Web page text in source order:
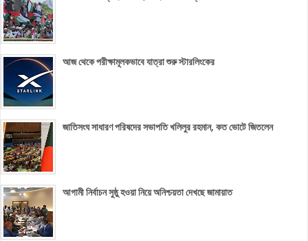
আজ থেকে পরীক্ষামূলকভাবে যাত্রা শুরু স্টারলিংকের
জাতিসংঘ সাধারণ পরিষদের সভাপতি খলিলুর রহমান, কত ভোটে জিতলেন
আগামী নির্বাচন সুষ্ঠু হওয়া নিয়ে অনিশ্চয়তা দেখছে জামায়াত